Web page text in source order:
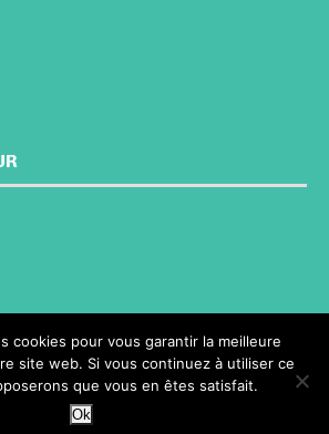
droits réservés.
cookies pour vous garantir la meilleure
site web. Si vous continuez à utiliser ce
que vous en êtes satisfait.
Ok